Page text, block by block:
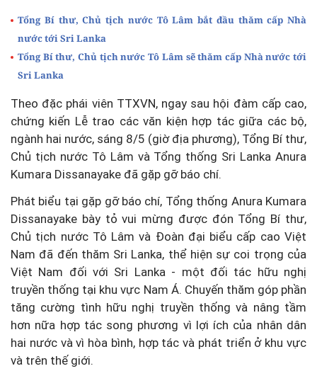
Tổng Bí thư, Chủ tịch nước Tô Lâm bắt đầu thăm cấp Nhà
nước tới Sri Lanka
Tổng Bí thư, Chủ tịch nước Tô Lâm sẽ thăm cấp Nhà nước tới
Sri Lanka
Theo đặc phái viên TTXVN, ngay sau hội đàm cấp cao,
chứng kiến Lễ trao các văn kiện hợp tác giữa các bộ,
ngành hai nước, sáng 8/5 (giờ địa phương), Tổng Bí thư,
Chủ tịch nước Tô Lâm và Tổng thống Sri Lanka Anura
Kumara Dissanayake đã gặp gỡ báo chí.
Phát biểu tại gặp gỡ báo chí, Tổng thống Anura Kumara
Dissanayake bày tỏ vui mừng được đón Tổng Bí thư,
Chủ tịch nước Tô Lâm và Đoàn đại biểu cấp cao Việt
Nam đã đến thăm Sri Lanka, thể hiện sự coi trọng của
Việt Nam đối với Sri Lanka - một đối tác hữu nghị
truyền thống tại khu vực Nam Á. Chuyến thăm góp phần
tăng cường tình hữu nghị truyền thống và nâng tầm
hơn nữa hợp tác song phương vì lợi ích của nhân dân
hai nước và vì hòa bình, hợp tác và phát triển ở khu vực
và trên thế giới.